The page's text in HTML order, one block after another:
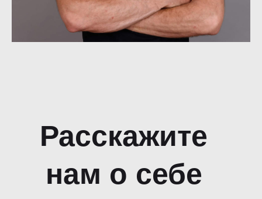
Расскажите
нам о себе